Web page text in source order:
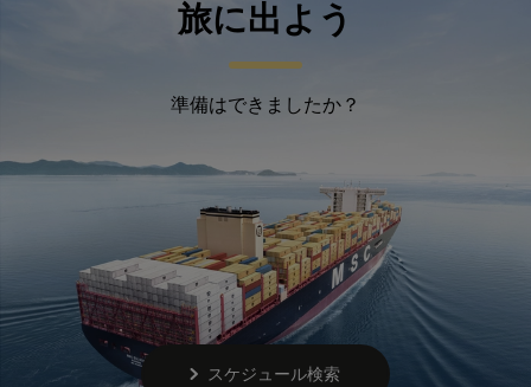
旅に出よう
準備はできましたか？
スケジュール検索